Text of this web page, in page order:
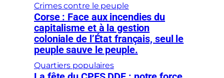
Crimes contre le peuple
Corse : Face aux incendies du
capitalisme et à la gestion
coloniale de l’État français, seul le
peuple sauve le peuple.
Quartiers populaires